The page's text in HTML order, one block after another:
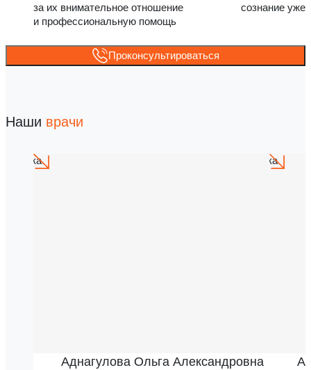
за их внимательное отношение
и профессиональную помощь
сознание уже
Проконсультироваться
Наши врачи
Аднагулова Ольга Александровна